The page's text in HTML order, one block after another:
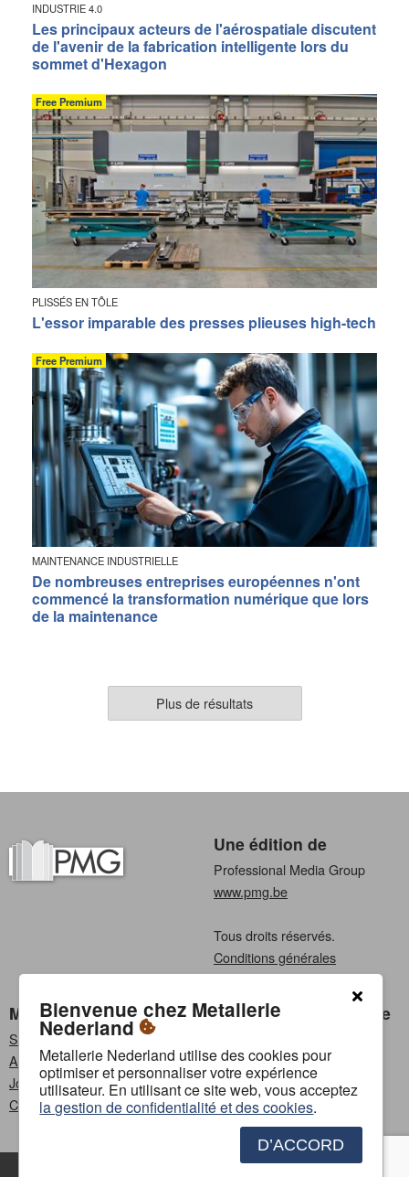
INDUSTRIE 4.0
Les principaux acteurs de l'aérospatiale discutent
de l'avenir de la fabrication intelligente lors du
sommet d'Hexagon
Free Premium
PLISSÉS EN TÔLE
L'essor imparable des presses plieuses high-tech
Free Premium
MAINTENANCE INDUSTRIELLE
De nombreuses entreprises européennes n'ont
commencé la transformation numérique que lors
de la maintenance
Plus de résultats
Une édition de
Professional Media Group
www.pmg.be
Tous droits réservés.
Conditions générales
Privacy
Metallerie Nederland
S'abonner
Annoncer
Jobs
Contact
Choisissez une langue
Français
Bienvenue chez Metallerie
Nederland
Metallerie Nederland utilise des cookies pour
optimiser et personnaliser votre expérience
utilisateur. En utilisant ce site web, vous acceptez
la gestion de confidentialité et des cookies.
D’ACCORD